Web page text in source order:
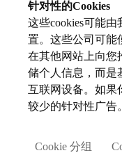
针对性的Cookies
这些cookies可能
置。这些公司可能
在其他网站上向您
储个人信息，而是
互联网设备。如果
较少的针对性广告。
Cookie 分组